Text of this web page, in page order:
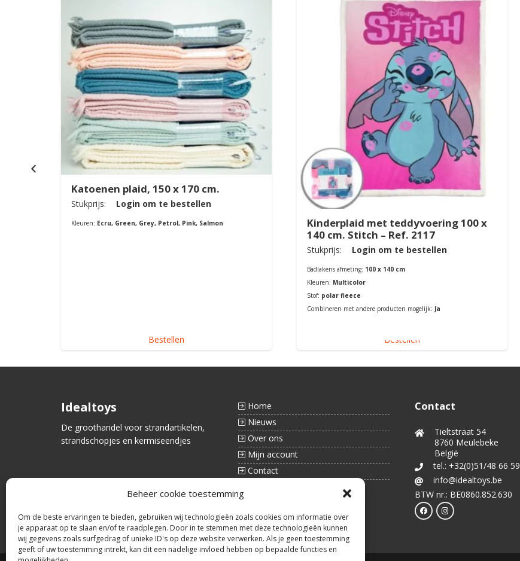
Beheer cookie toestemming
Om de beste ervaringen te bieden, gebruiken wij technologieën zoals cookies om informatie over
je apparaat op te slaan en/of te raadplegen. Door in te stemmen met deze technologieën kunnen
wij gegevens zoals surfgedrag of unieke ID's op deze website verwerken. Als je geen toestemming
geeft of uw toestemming intrekt, kan dit een nadelige invloed hebben op bepaalde functies en
Katoenen plaid, 150 x 170 cm.
Stukprijs: Login om te bestellen
Kleuren: Ecru, Green, Grey, Petrol, Pink, Salmon
Bestellen
Kinderplaid met teddyvoering 100 x
140 cm. Stitch – Ref. 2117
Stukprijs: Login om te bestellen
Badlakens afmeting: 100 x 140 cm
Kleuren: Multicolor
Stof: polar fleece
Combineren met andere producten mogelijk: Ja
Bestellen
Idealtoys
De groothandel voor strandartikelen,
strandschopjes en kermiseendjes
Home
Nieuws
Over ons
Mijn account
Contact
Contact
Tieltstraat 54
8760 Meulebeke
België
tel.: +32(0)51/48 66 59
info@idealtoys.be
BTW nr.: BE0860.852.630